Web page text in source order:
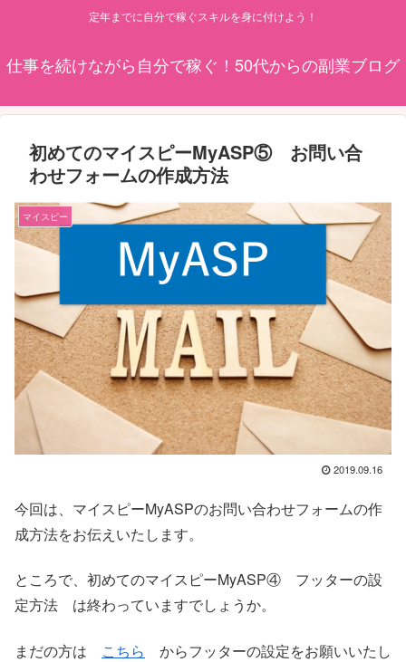
定年までに自分で稼ぐスキルを身に付けよう！
仕事を続けながら自分で稼ぐ！50代からの副業ブログ
初めてのマイスピーMyASP⑤ お問い合
わせフォームの作成方法
マイスピー
2019.09.16
今回は、マイスピーMyASPのお問い合わせフォームの作
成方法をお伝えいたします。
ところで、初めてのマイスピーMyASP④ フッターの設
定方法 は終わっていますでしょうか。
まだの方は こちら からフッターの設定をお願いいたし